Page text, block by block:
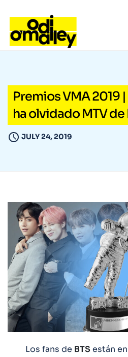
Premios VMA 2019
ha olvidado MTV de
JULY 24, 2019
Los fans de BTS están